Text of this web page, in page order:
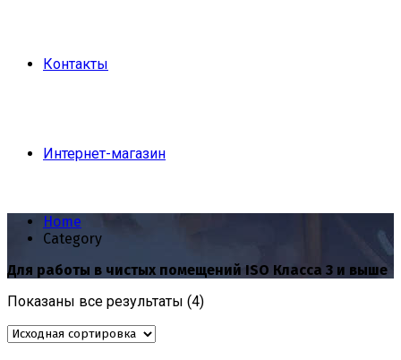
Контакты
Интернет-магазин
Home
Category
Для работы в чистых помещений ISO Класса 3 и выше
Показаны все результаты (4)